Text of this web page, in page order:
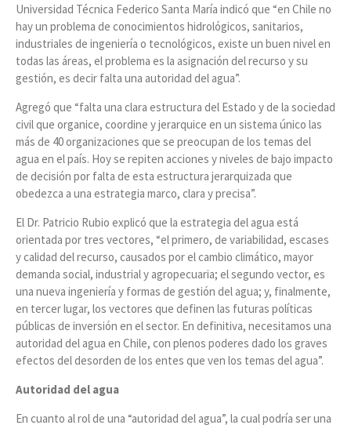
Universidad Técnica Federico Santa María indicó que “en Chile no
hay un problema de conocimientos hidrológicos, sanitarios,
industriales de ingeniería o tecnológicos, existe un buen nivel en
todas las áreas, el problema es la asignación del recurso y su
gestión, es decir falta una autoridad del agua”.
Agregó que “falta una clara estructura del Estado y de la sociedad
civil que organice, coordine y jerarquice en un sistema único las
más de 40 organizaciones que se preocupan de los temas del
agua en el país. Hoy se repiten acciones y niveles de bajo impacto
de decisión por falta de esta estructura jerarquizada que
obedezca a una estrategia marco, clara y precisa”.
El Dr. Patricio Rubio explicó que la estrategia del agua está
orientada por tres vectores, “el primero, de variabilidad, escases
y calidad del recurso, causados por el cambio climático, mayor
demanda social, industrial y agropecuaria; el segundo vector, es
una nueva ingeniería y formas de gestión del agua; y, finalmente,
en tercer lugar, los vectores que definen las futuras políticas
públicas de inversión en el sector. En definitiva, necesitamos una
autoridad del agua en Chile, con plenos poderes dado los graves
efectos del desorden de los entes que ven los temas del agua”.
Autoridad del agua
En cuanto al rol de una “autoridad del agua”, la cual podría ser una